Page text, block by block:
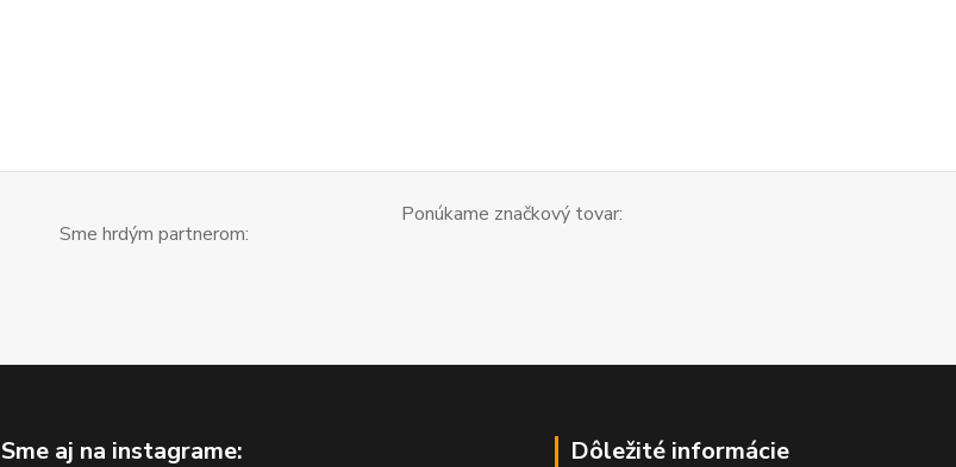
Sme hrdým partnerom:
Ponúkame značkový tovar:
Sme aj na instagrame: Dôležité informácie